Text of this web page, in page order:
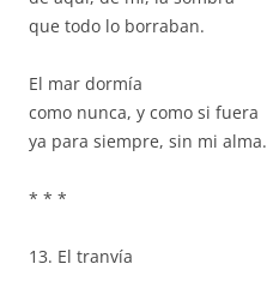
que todo lo borraban.
El mar dormía
como nunca, y como si fuera
ya para siempre, sin mi alma.
* * *
13. El tranvía